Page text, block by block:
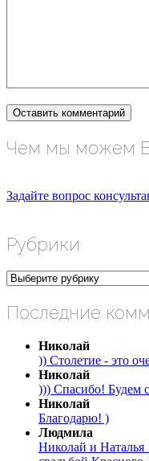
Чем мы можем
Задайте вопрос
Рубрики
Рубрики
Последние
Николай
)) Столетие - это
Николай
))) Спасибо! Будем
Николай
Благодарю! )
Людмила
Николай и